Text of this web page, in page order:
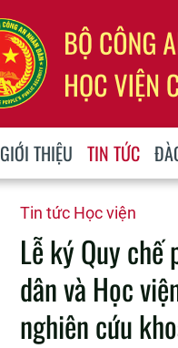
GIỚI THIỆU TIN TỨC
Tin tức Học viện
Lễ ký Quy
dân và Học
nghiên cứu